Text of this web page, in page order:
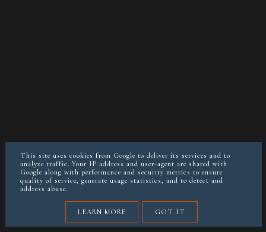
This site uses cookies from Google to deliver its services and to
analyze traffic. Your IP address and user-agent are shared with
Google along with performance and security metrics to ensure
quality of service, generate usage statistics, and to detect and
address abuse.
LEARN MORE GOT IT